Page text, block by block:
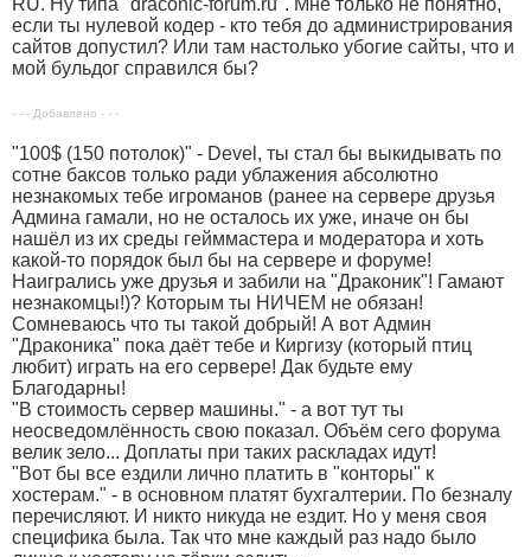
RU. Ну типа "draconic-forum.ru". Мне только не понятно,
если ты нулевой кодер - кто тебя до администрирования
сайтов допустил? Или там настолько убогие сайты, что и
мой бульдог справился бы?
- - - Добавлено - - -
"100$ (150 потолок)" - Devel, ты стал бы выкидывать по
сотне баксов только ради ублажения абсолютно
незнакомых тебе игроманов (ранее на сервере друзья
Админа гамали, но не осталось их уже, иначе он бы
нашёл из их среды гейммастера и модератора и хоть
какой-то порядок был бы на сервере и форуме!
Наигрались уже друзья и забили на "Драконик"! Гамают
незнакомцы!)? Которым ты НИЧЕМ не обязан!
Сомневаюсь что ты такой добрый! А вот Админ
"Драконика" пока даёт тебе и Киргизу (который птиц
любит) играть на его сервере! Дак будьте ему
Благодарны!
"В стоимость сервер машины." - а вот тут ты
неосведомлённость свою показал. Объём сего форума
велик зело... Доплаты при таких раскладах идут!
"Вот бы все ездили лично платить в "конторы" к
хостерам." - в основном платят бухгалтерии. По безналу
перечисляют. И никто никуда не ездит. Но у меня своя
специфика была. Так что мне каждый раз надо было